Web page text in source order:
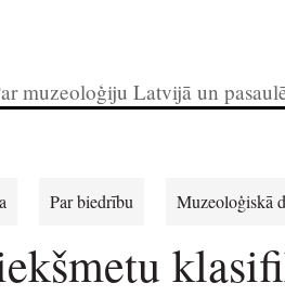
muzeoloģiju Latvijā un
Par biedrību Muzeoloģiskā